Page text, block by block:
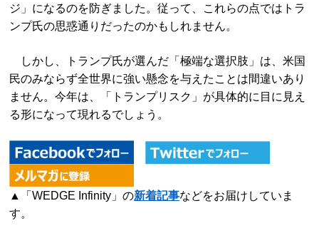
ジ」になるのを防ぎました。従って、これらの点ではトラ
ンプ氏の思惑通りだったのかもしれません。
しかし、トランプ氏が選んだ「極端な選択肢」は、米国
民のみならず全世界に強い懸念を与えたことは間違いあり
ません。今年は、「トランプリスク」が具体的に目に見え
る形になって現れるでしょう。
▲「WEDGE Infinity」の新着記事などをお届けしていま
す。